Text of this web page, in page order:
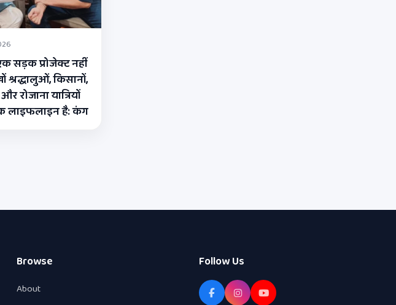
सड़क प्रोजेक्ट नहीं
श्रद्धालुओं, किसानों,
रोजाना यात्रियों
लाइफलाइन है: कंग
Browse
About
Follow Us